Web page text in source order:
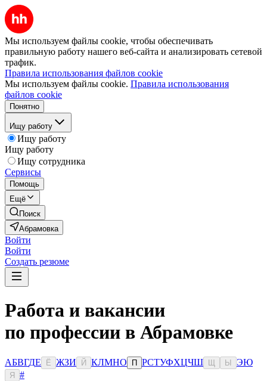
Мы используем файлы cookie, чтобы обеспечивать
правильную работу нашего веб-сайта и анализировать сетевой
трафик.
Правила использования файлов cookie
Мы используем файлы cookie. Правила использования
файлов cookie
Понятно
Ищу работу
Ищу работу
Ищу работу
Ищу сотрудника
Сервисы
Помощь
Ещё
Поиск
Абрамовка
Войти
Войти
Создать резюме
Работа и вакансии
по профессии в Абрамовке
АБВГДЕ Ё ЖЗИ Й КЛМНО П РСТУФХЦЧШ Ы ЭЮ
Я
#